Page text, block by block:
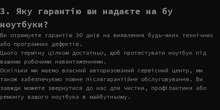
3. Яку гарантію ви надаєте на бу
ноутбуки?
Ви отримуєте гарантію 30 днів на виявлення будь-яких технічних
або програмних дефектів.
Цього терміну цілком достатньо, щоб протестувати ноутбук під
вашими робочими навантаженнями.
Оскільки ми маємо власний авторизований сервісний центр, ми
також забезпечуємо повне післягарантійне обслуговування. Ви
завжди можете звернутися до нас для чистки, профілактики або
ремонту вашого ноутбука в майбутньому.